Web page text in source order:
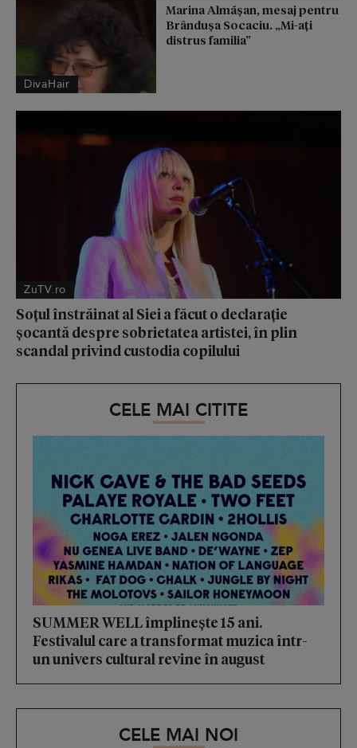
DivaHair
Marina Almășan, mesaj pentru
Brândușa Socaciu. „Mi-ați
distrus familia”
ZuTV.ro
Soțul înstrăinat al Siei a făcut o declarație
șocantă despre sobrietatea artistei, în plin
scandal privind custodia copilului
CELE MAI CITITE
SUMMER WELL împlinește 15 ani.
Festivalul care a transformat muzica într-
un univers cultural revine în august
CELE MAI NOI